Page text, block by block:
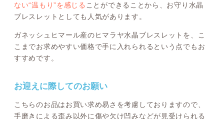
ない“温もり”を感じる ことができることから、お守り水晶
ブレスレットとしても人気があります。
ガネッシュヒマール産のヒマラヤ水晶ブレスレットを、こ
こまでお求めやすい価格で手に入れられるという点でもお
すすめです。
お迎えに際してのお願い
こちらのお品はお買い求め易さを考慮しておりますので、
手磨きによる歪み以外に傷や欠け凹みなどが見受けられる